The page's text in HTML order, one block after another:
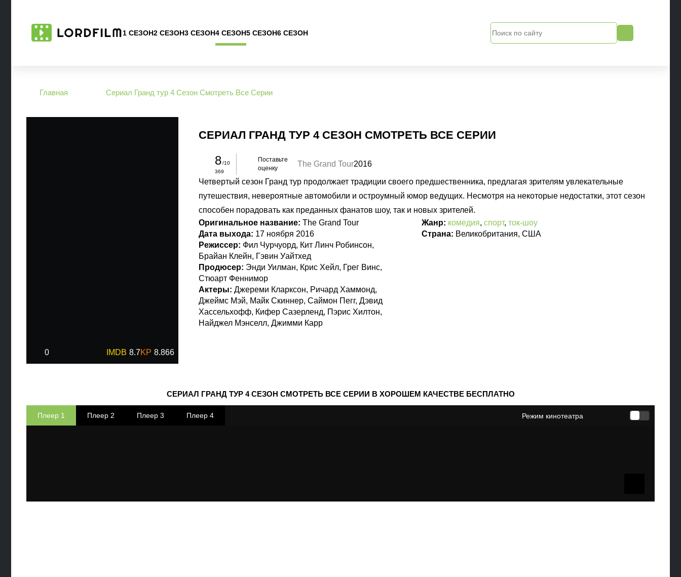
1 СЕЗОН2 СЕЗОН3 СЕЗОН4 СЕЗОН5 СЕЗОН6 СЕЗОН
Главная Сериал Гранд тур 4 Сезон Смотреть Все Серии
0 8.7 8.866
СЕРИАЛ ГРАНД ТУР 4 СЕЗОН СМОТРЕТЬ ВСЕ СЕРИИ
8 /10
369
Поставьте
оценку
The Grand Tour2016
Четвертый сезон Гранд тур продолжает традиции своего предшественника, предлагая зрителям увлекательные
путешествия, невероятные автомобили и остроумный юмор ведущих. Несмотря на некоторые недостатки, этот сезон
способен порадовать как преданных фанатов шоу, так и новых зрителей.
Оригинальное название:The Grand Tour
Дата выхода: 17 ноября 2016
Режиссер: Фил Чурчуорд, Кит Линч Робинсон,
Брайан Клейн, Гэвин Уайтхед
Продюсер: Энди Уилман, Крис Хейл, Грег Винс,
Стюарт Феннимор
Актеры:Джереми Кларксон, Ричард Хаммонд,
Джеймс Мэй, Майк Скиннер, Саймон Пегг, Дэвид
Хассельхофф, Кифер Сазерленд, Пэрис Хилтон,
Найджел Мэнселл, Джимми Карр
Жанр: комедия,спорт,ток-шоу
Страна: Великобритания, США
СЕРИАЛ ГРАНД ТУР 4 СЕЗОН СМОТРЕТЬ ВСЕ СЕРИИ В ХОРОШЕМ КАЧЕСТВЕ БЕСПЛАТНО
Плеер 1 Плеер 2 Плеер 3 Плеер 4